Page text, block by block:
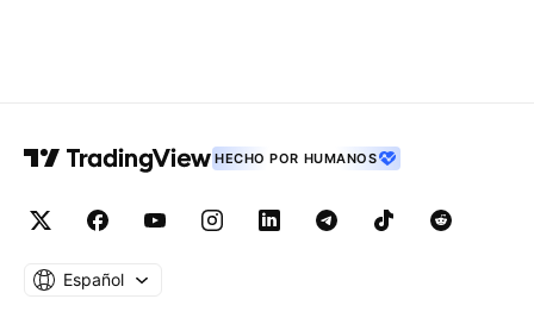
HECHO POR HUMANOS
Español